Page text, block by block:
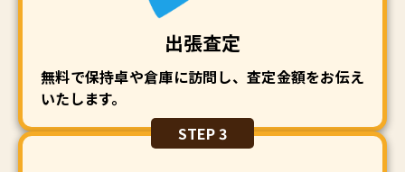
出張査定
無料で保持卓や倉庫に訪問し、査定金額をお伝え
いたします。
STEP 3